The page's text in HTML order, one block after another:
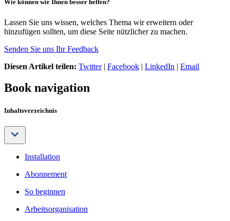
Wie können wir Ihnen besser helfen?
Lassen Sie uns wissen, welches Thema wir erweitern oder
hinzufügen sollten, um diese Seite nützlicher zu machen.
Senden Sie uns Ihr Feedback
Diesen Artikel teilen: Twitter| Facebook | LinkedIn | Email
Book navigation
Inhaltsverzeichnis
Installation
Abonnement
So beginnen
Arbeitsorganisation